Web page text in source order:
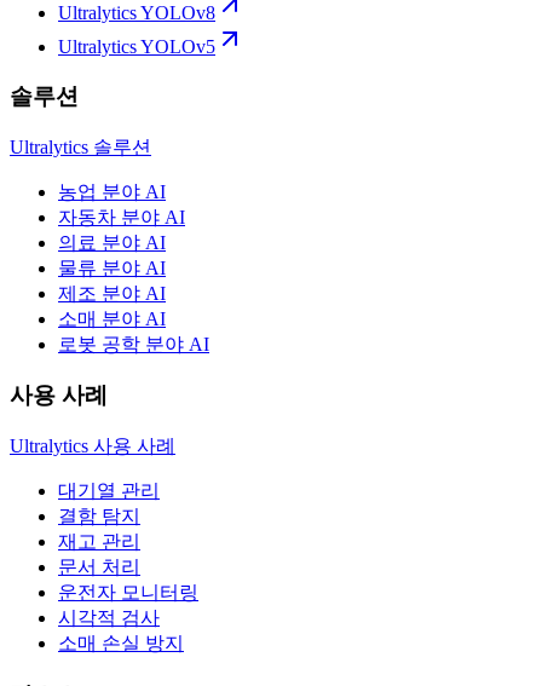
Ultralytics YOLOv8
Ultralytics YOLOv5
솔루션
Ultralytics 솔루션
농업 분야 AI
자동차 분야 AI
의료 분야 AI
물류 분야 AI
제조 분야 AI
소매 분야 AI
로봇 공학 분야 AI
사용 사례
Ultralytics 사용 사례
대기열 관리
결함 탐지
재고 관리
문서 처리
운전자 모니터링
시각적 검사
소매 손실 방지